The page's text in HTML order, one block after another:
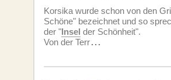
Korsika wurde schon von den
Schöne" bezeichnet und so
der "Insel der Schönheit".
Von der Terr...